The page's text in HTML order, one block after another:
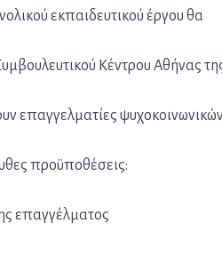
εκπαιδευτικού έργου θα
Κέντρου Αθήνας
επαγγελματίες ψυχοκοινωνικών
προϋποθέσεις:
επαγγέλματος